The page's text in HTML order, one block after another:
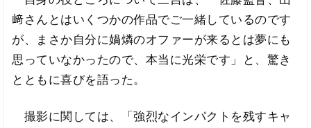
﨑さんとはいくつかの作品でご一緒しているのです
が、まさか自分に媧燐のオファーが来るとは夢にも
思っていなかったので、本当に光栄です」と、驚き
とともに喜びを語った。
撮影に関しては、「強烈なインパクトを残すキャ